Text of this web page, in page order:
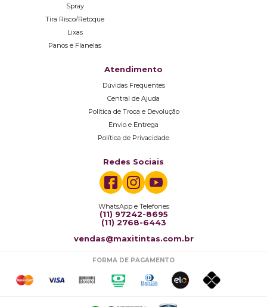
Spray
Tira Risco/Retoque
Lixas
Panos e Flanelas
Atendimento
Dúvidas Frequentes
Central de Ajuda
Política de Troca e Devolução
Envio e Entrega
Política de Privacidade
Redes Sociais
WhatsApp e Telefones
(11) 97242-8695
(11) 2768-6443
vendas@maxitintas.com.br
FORMA DE PAGAMENTO